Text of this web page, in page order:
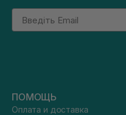
Email
ПОМОЩЬ
Оплата и доставка